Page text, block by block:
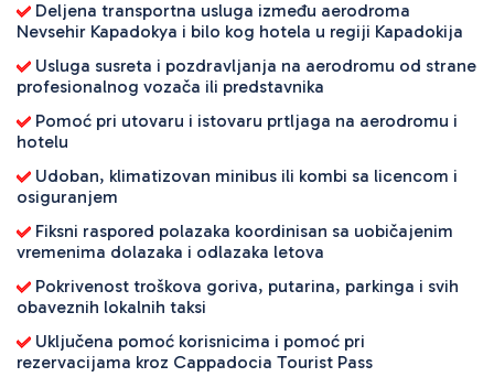
Deljena transportna usluga između aerodroma
Nevsehir Kapadokya i bilo kog hotela u regiji Kapadokija
Usluga susreta i pozdravljanja na aerodromu od strane
profesionalnog vozača ili predstavnika
Pomoć pri utovaru i istovaru prtljaga na aerodromu i
hotelu
Udoban, klimatizovan minibus ili kombi sa licencom i
osiguranjem
Fiksni raspored polazaka koordinisan sa uobičajenim
vremenima dolazaka i odlazaka letova
Pokrivenost troškova goriva, putarina, parkinga i svih
obaveznih lokalnih taksi
Uključena pomoć korisnicima i pomoć pri
rezervacijama kroz Cappadocia Tourist Pass